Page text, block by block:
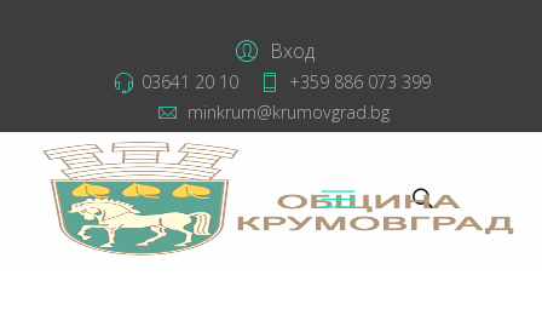
Вход
03641 20 10
+359 886 073 399
minkrum@krumovgrad.bg